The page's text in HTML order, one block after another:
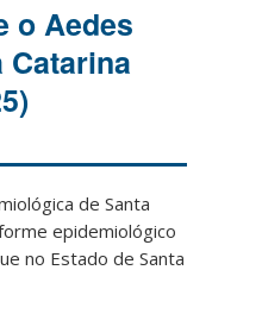
o Aedes
Catarina
de Santa
epidemiológico
no Estado de Santa